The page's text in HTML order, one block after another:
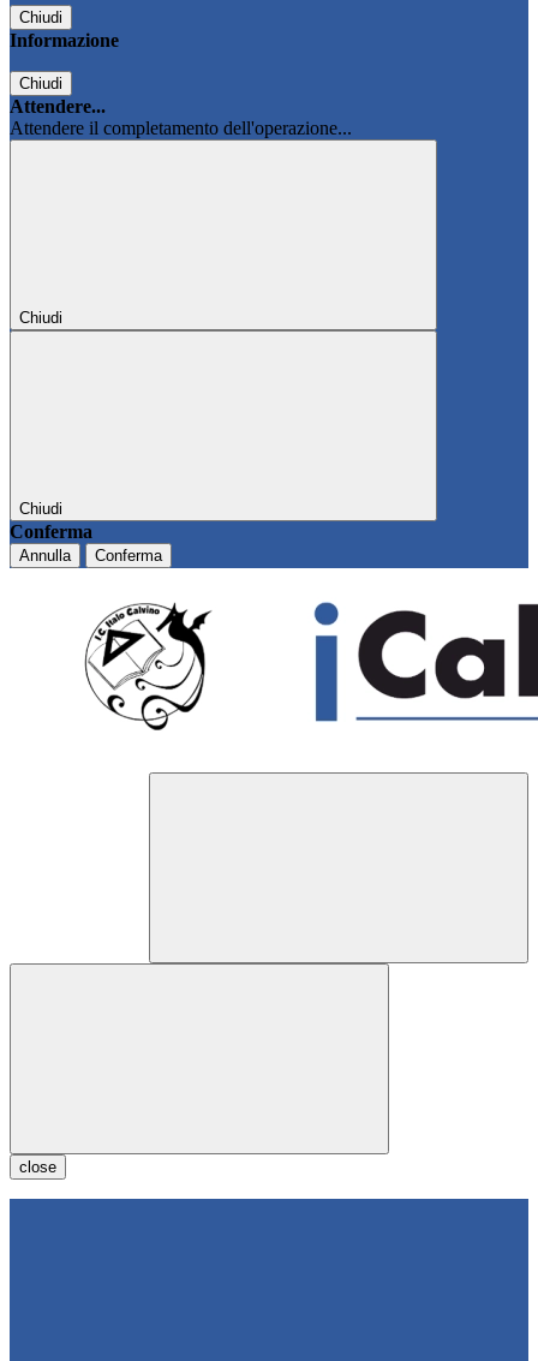
Chiudi
Informazione
Chiudi
Attendere...
Attendere il completamento dell'operazione...
Chiudi
Chiudi
Conferma
Annulla Conferma
close